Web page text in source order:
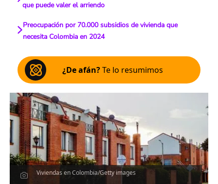
que puede valer el arriendo
Preocupación por 70.000 subsidios de vivienda que
necesita Colombia en 2024
¿De afán?Te lo resumimos
Viviendas en Colombia/Getty images